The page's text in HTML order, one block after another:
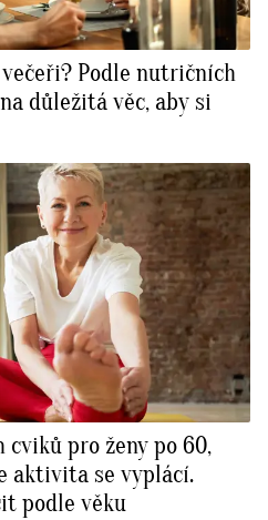
Podle nutričních
důležitá věc, aby si
cviků pro ženy po 60,
aktivita se vyplácí.
podle věku